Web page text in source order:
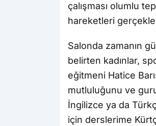
çalışması olumlu
hareketleri
Salonda zamanın
belirten kadınlar,
eğitmeni Hatice
mutluluğunu ve
İngilizce ya da
için derslerime